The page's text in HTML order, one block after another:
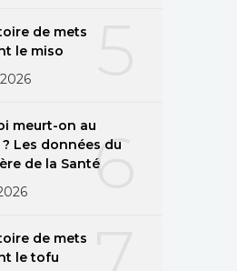
de mets
le miso
6
meurt-on au
Les données du
de la Santé
de mets
le tofu